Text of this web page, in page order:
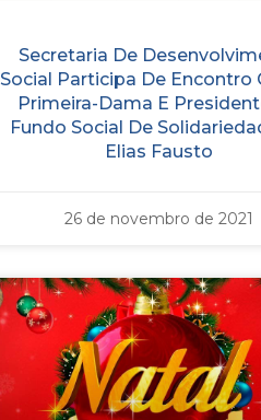
Secretaria De
Social Participa De Encontro
Primeira-Dama E
Fundo Social De
Elias Fausto
26 de novembro de 2021